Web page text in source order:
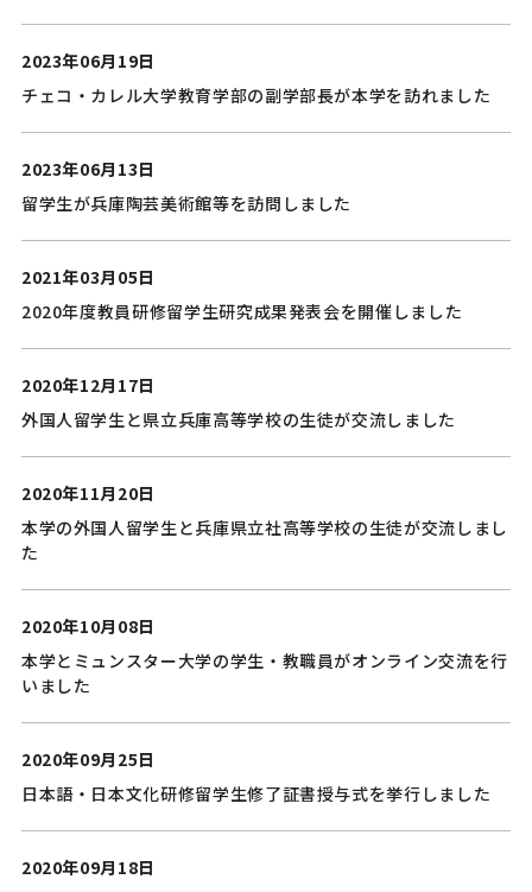
2023年06月19日
チェコ・カレル大学教育学部の副学部長が本学を訪れました
2023年06月13日
留学生が兵庫陶芸美術館等を訪問しました
2021年03月05日
2020年度教員研修留学生研究成果発表会を開催しました
2020年12月17日
外国人留学生と県立兵庫高等学校の生徒が交流しました
2020年11月20日
本学の外国人留学生と兵庫県立社高等学校の生徒が交流しまし
た
2020年10月08日
本学とミュンスター大学の学生・教職員がオンライン交流を行
いました
2020年09月25日
日本語・日本文化研修留学生修了証書授与式を挙行しました
2020年09月18日